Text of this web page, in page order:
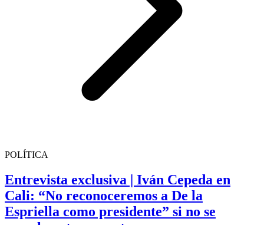
POLÍTICA
Entrevista exclusiva | Iván Cepeda en
Cali: “No reconoceremos a De la
Espriella como presidente” si no se